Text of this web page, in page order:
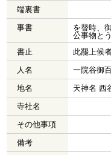
端裏書
事書
を替時、
公事物と
書止
此罷上候
人名
一院谷御
地名
天神名 西
寺社名
その他事項
備考